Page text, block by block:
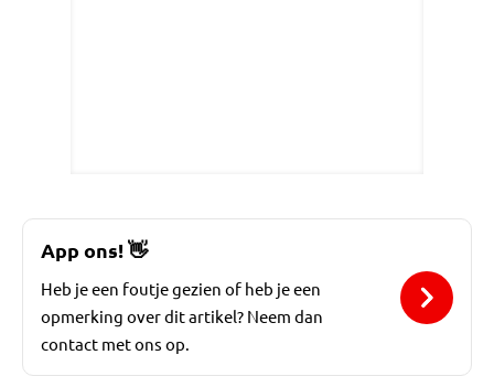
App ons!👋
Heb je een foutje gezien of heb je een
opmerking over dit artikel? Neem dan
contact met ons op.